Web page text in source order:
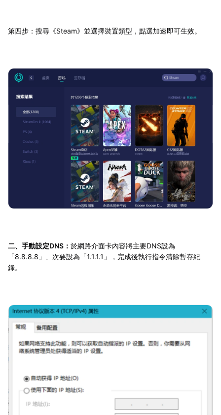
第四步：搜尋《Steam》並選擇裝置類型，點選加速即可生效。
二、手動設定DNS： 於網路介面卡內容將主要DNS設為
「8.8.8.8」、次要設為「1.1.1.1」，完成後執行指令清除暫存紀
錄。